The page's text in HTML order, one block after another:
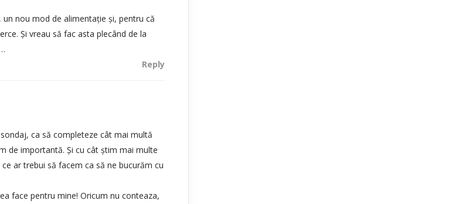
un nou mod de alimentație și, pentru că
Și vreau să fac asta plecând de la
Reply
ca să completeze cât mai multă
de importantă. Și cu cât știm mai multe
ar trebui să facem ca să ne bucurăm cu
face pentru mine! Oricum nu conteaza,